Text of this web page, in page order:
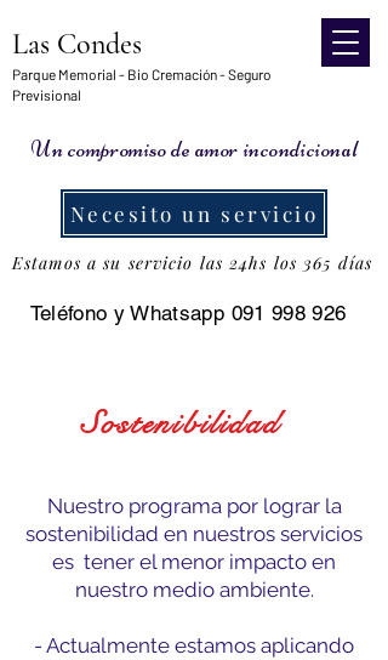
Las Condes
Parque Memorial - Bio Cremación - Seguro
Previsional
Estamos a su servicio las 24hs los 365 días
Teléfono y Whatsapp 091 998 926
Un compromiso de amor incondicional
Necesito un servicio
Sostenibilidad
Nuestro programa por lograr la
sostenibilidad en nuestros servicios
es tener el menor impacto en
nuestro medio ambiente.
- Actualmente estamos aplicando